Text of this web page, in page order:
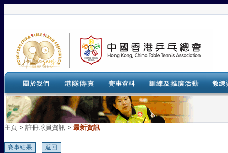
主頁 > 註冊球員資訊 > 最新資訊